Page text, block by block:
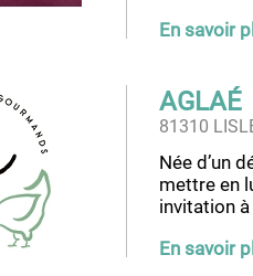
En savoir
AGLAÉ
81310
Née d’un
mettre en
invitation
En savoir